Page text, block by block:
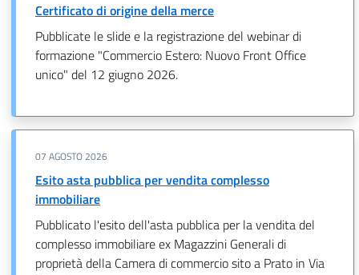
Certificato di origine della merce
Pubblicate le slide e la registrazione del webinar di
formazione "Commercio Estero: Nuovo Front Office
unico" del 12 giugno 2026.
07 AGOSTO 2026
Esito asta pubblica per vendita complesso
immobiliare
Pubblicato l'esito dell'asta pubblica per la vendita del
complesso immobiliare ex Magazzini Generali di
proprietà della Camera di commercio sito a Prato in Via